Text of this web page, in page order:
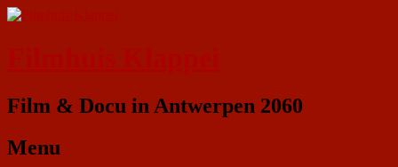
Film & Docu in Antwerpen 2060
Menu